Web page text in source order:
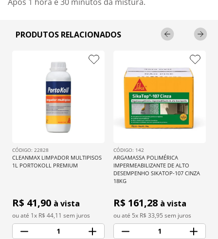
PRODUTOS RELACIONADOS
: 22828
CLEANMAX LIMPADOR MULTIPISOS
1L PORTOKOLL PREMIUM
R$ 41,90 à vista
ou até 1x R$ 44,11 sem juros
1
: 142
ARGAMASSA POLIMÉRICA
IMPERMEABILIZANTE DE ALTO
DESEMPENHO SIKATOP-107 CINZA
18KG
R$ 161,28 à vista
ou até 5x R$ 33,95 sem juros
1